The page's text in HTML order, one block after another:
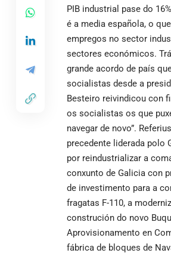
PIB industrial pase do
é a media española, o
empregos no sector
sectores económicos.
grande acordo de país
socialistas desde a
Besteiro reivindicou con
os socialistas os que
navegar de novo”.
precedente liderada polo
por reindustrializar a
conxunto de Galicia con
de investimento para a
fragatas F-110, a
construción do novo
Aprovisionamento en
fábrica de bloques de